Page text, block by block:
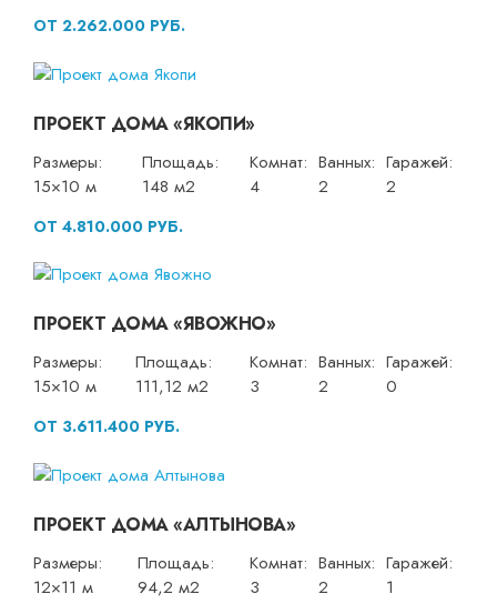
ОТ 2.262.000 РУБ.
ПРОЕКТ ДОМА «ЯКОПИ»
Размеры:
15×10 м
Площадь:
148 м2
Комнат:
4
Ванных:
2
Гаражей:
2
ОТ 4.810.000 РУБ.
ПРОЕКТ ДОМА «ЯВОЖНО»
Размеры:
15×10 м
Площадь:
111,12 м2
Комнат:
3
Ванных:
2
Гаражей:
0
ОТ 3.611.400 РУБ.
ПРОЕКТ ДОМА «АЛТЫНОВА»
Размеры:
12×11 м
Площадь:
94,2 м2
Комнат:
3
Ванных:
2
Гаражей:
1